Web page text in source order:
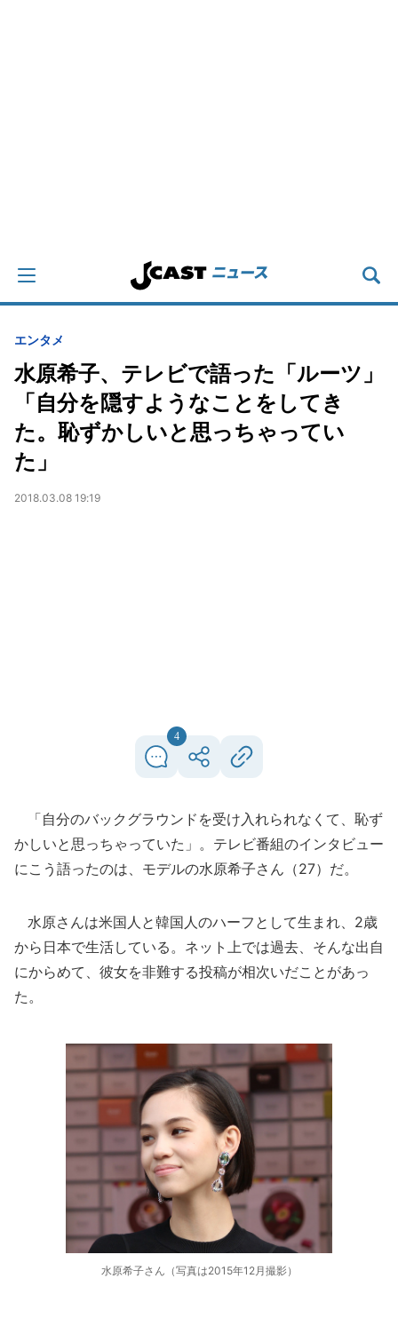
エンタメ
水原希子、テレビで語った「ルーツ」
「自分を隠すようなことをしてき
た。恥ずかしいと思っちゃってい
た」
2018.03.08 19:19
4
「自分のバックグラウンドを受け入れられなくて、恥ず
かしいと思っちゃっていた」。テレビ番組のインタビュー
にこう語ったのは、モデルの水原希子さん（27）だ。
水原さんは米国人と韓国人のハーフとして生まれ、2歳
から日本で生活している。ネット上では過去、そんな出自
にからめて、彼女を非難する投稿が相次いだことがあっ
た。
水原希子さん（写真は2015年12月撮影）